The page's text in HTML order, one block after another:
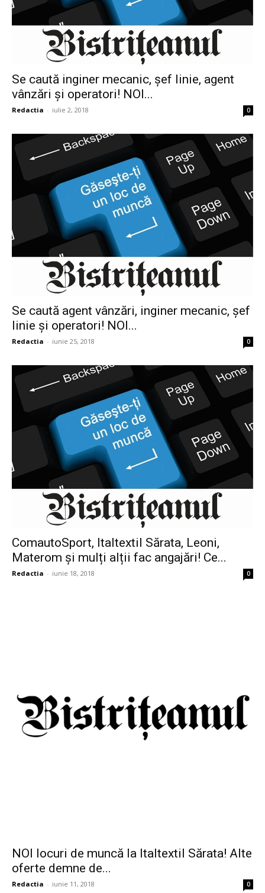
Se caută inginer mecanic, șef linie, agent
vânzări și operatori! NOI...
Redactia - iulie 2, 2018 0
Se caută agent vânzări, inginer mecanic, șef
linie și operatori! NOI...
Redactia - iunie 25, 2018 0
ComautoSport, Italtextil Sărata, Leoni,
Materom și mulți alții fac angajări! Ce...
Redactia - iunie 18, 2018 0
NOI locuri de muncă la Italtextil Sărata! Alte
oferte demne de...
Redactia - iunie 11, 2018 0